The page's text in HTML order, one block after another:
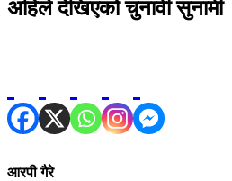
अहिले देखिएको चुनावी सुनामी
आरपी गैरे